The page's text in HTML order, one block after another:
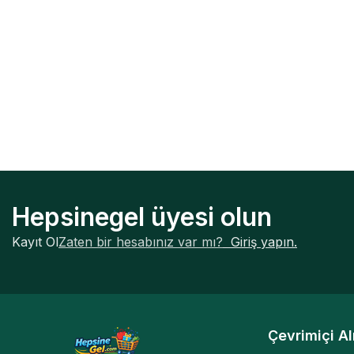
Hepsinegel üyesi olun
Kayıt OlZaten bir hesabınız var mı? Giriş yapın.
Çevrimiçi